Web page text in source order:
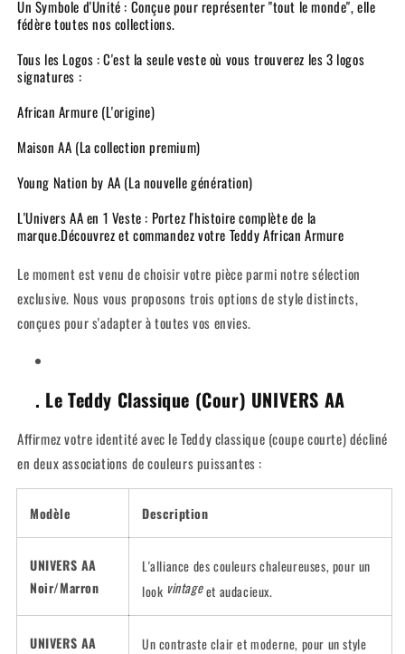
qu&#39;une
veste,
c&#39;est
le
symbole
de
famille.
Teddy
AA&quot;
est
seule
pièce
réunit
emblèmes
de
marque
:
African
Armure,
Maison
AA
et
Young
by
AA.
qu&#39;une
veste,
c&#39;est
le
de
notre
famille.
Teddy
AA&quot;
est
seule
pièce
qui
réunit
emblèmes
de
la
marque
:
African
Armure,
Maison
AA
Young
Nation
by
AA.
Un Symbole d'Unité : Conçue pour représenter "tout le monde", elle
fédère toutes nos collections.
Tous les Logos : C'est la seule veste où vous trouverez les 3 logos
signatures :
African Armure (L'origine)
Maison AA (La collection premium)
Young Nation by AA (La nouvelle génération)
L'Univers AA en 1 Veste : Portez l'histoire complète de la
marque.Découvrez et commandez votre Teddy African Armure
Le moment est venu de choisir votre pièce parmi notre sélection
exclusive. Nous vous proposons trois options de style distincts,
conçues pour s'adapter à toutes vos envies.
. Le Teddy Classique (Cour) UNIVERS AA
Affirmez votre identité avec le Teddy classique (coupe courte) décliné
en deux associations de couleurs puissantes :
Modèle Description
UNIVERS AA
Noir/Marron
L'alliance des couleurs chaleureuses, pour un
look vintageet audacieux.
UNIVERS AA
Un contraste clair et moderne, pour un style